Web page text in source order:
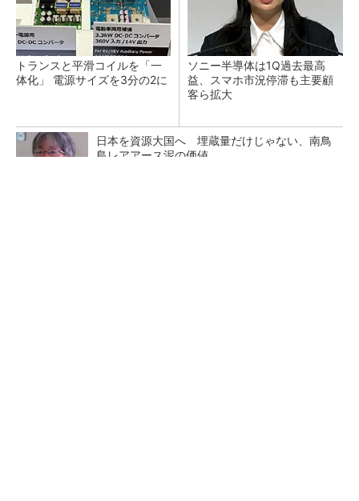
トランスと平滑コイルを「一
体化」 電源サイズを3分の2に
ソニー半導体は1Q過去最高
益、スマホ市況停滞も主要顧
客ら拡大
日本を資源大国へ 埋蔵量だけじゃない、南鳥
島レアアース泥の価値